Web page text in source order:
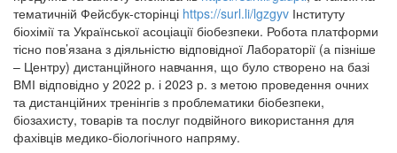
тематичній Фейсбук-сторінці https://surl.li/lgzgyv Інституту
біохімії та Української асоціації біобезпеки. Робота платформи
тісно пов’язана з діяльністю відповідної Лабораторії (а пізніше
– Центру) дистанційного навчання, що було створено на базі
ВМІ відповідно у 2022 р. і 2023 р. з метою проведення очних
та дистанційних тренінгів з проблематики біобезпеки,
біозахисту, товарів та послуг подвійного використання для
фахівців медико-біологічного напряму.